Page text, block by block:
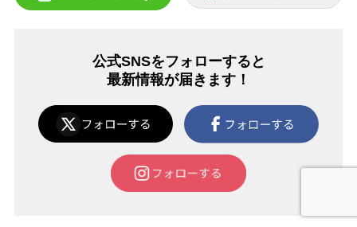
公式SNSをフォローすると
最新情報が届きます！